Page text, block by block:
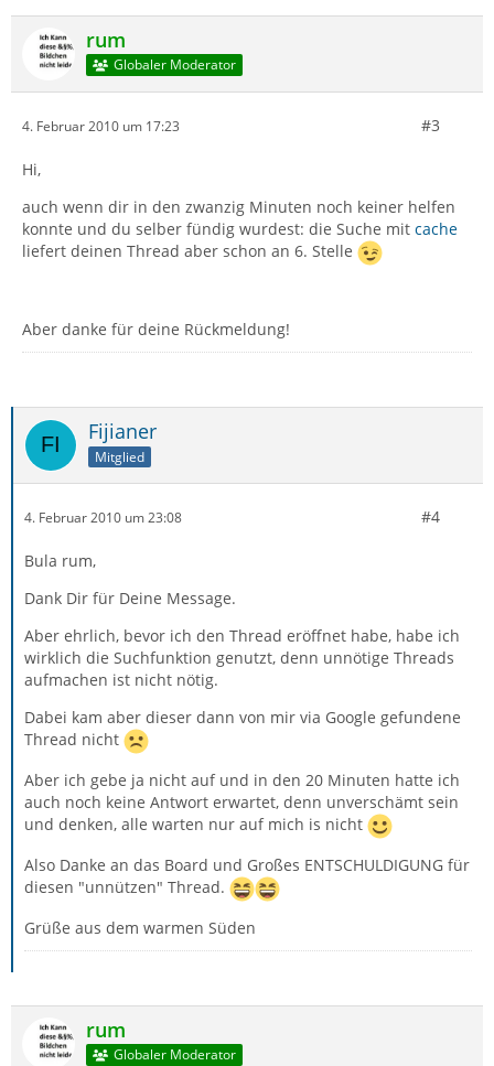
rum
Globaler Moderator
4. Februar 2010 um 17:23 #3
Hi,
auch wenn dir in den zwanzig Minuten noch keiner helfen
konnte und du selber fündig wurdest: die Suche mit cache
liefert deinen Thread aber schon an 6. Stelle
Aber danke für deine Rückmeldung!
Fijianer
Mitglied
4. Februar 2010 um 23:08 #4
Bula rum,
Dank Dir für Deine Message.
Aber ehrlich, bevor ich den Thread eröffnet habe, habe ich
wirklich die Suchfunktion genutzt, denn unnötige Threads
aufmachen ist nicht nötig.
Dabei kam aber dieser dann von mir via Google gefundene
Thread nicht
Aber ich gebe ja nicht auf und in den 20 Minuten hatte ich
auch noch keine Antwort erwartet, denn unverschämt sein
und denken, alle warten nur auf mich is nicht
Also Danke an das Board und Großes ENTSCHULDIGUNG für
diesen "unnützen" Thread.
Grüße aus dem warmen Süden
rum
Globaler Moderator